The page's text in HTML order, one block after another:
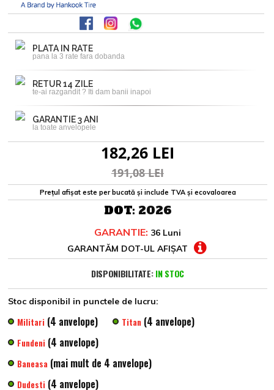
PLATA IN RATE
pana la 3 rate fara dobanda
RETUR 14 ZILE
te-ai razgandit ? Iti dam banii inapoi
GARANTIE 3 ANI
la toate anvelopele
182,26 LEI
191,08 LEI
Prețul afișat este per bucată și include TVA și ecovaloarea
DOT: 2026
GARANTIE: 36 Luni
GARANTĂM DOT-UL AFIȘAT
DISPONIBILITATE: IN STOC
Stoc disponibil in punctele de lucru:
Militari (4 anvelope) Titan (4 anvelope)
Fundeni (4 anvelope)
Baneasa (mai mult de 4 anvelope)
Dudesti (4 anvelope)